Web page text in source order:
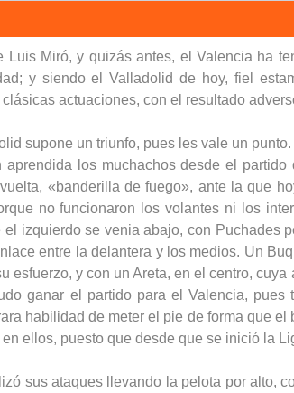
Luis Miró, y quizás antes, el Valencia ha
y siendo el Valladolid de hoy, fiel
actuaciones, con el resultado
supone un triunfo, pues les vale un
aprendida los muchachos desde el
«banderilla de fuego», ante la que
no funcionaron los volantes ni los
el izquierdo se venia abajo, con
entre la delantera y los medios. Un
esfuerzo, y con un Areta, en el centro,
ganar el partido para el Valencia,
habilidad de meter el pie de forma que
ellos, puesto que desde que se inició la
sus ataques llevando la pelota por alto,